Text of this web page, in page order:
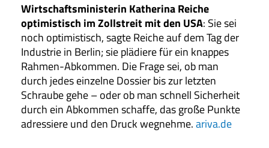
Wirtschaftsministerin Katherina Reiche
optimistisch im Zollstreit mit den USA: Sie sei
noch optimistisch, sagte Reiche auf dem Tag der
Industrie in Berlin; sie plädiere für ein knappes
Rahmen-Abkommen. Die Frage sei, ob man
durch jedes einzelne Dossier bis zur letzten
Schraube gehe – oder ob man schnell Sicherheit
durch ein Abkommen schaffe, das große Punkte
adressiere und den Druck wegnehme.ariva.de